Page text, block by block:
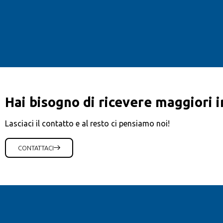
Hai bisogno di ricevere maggiori
Lasciaci il contatto e al resto ci pensiamo noi!
CONTATTACI